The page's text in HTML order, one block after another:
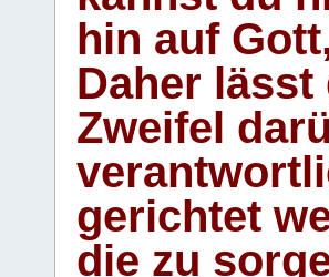
hin auf
Daher
Zweifel
gerichtet
die zu